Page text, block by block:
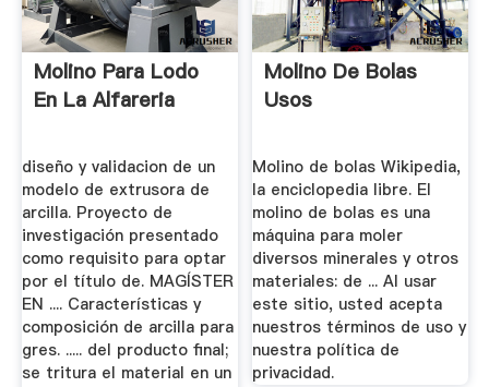
Molino Para Lodo
En La Alfareria
diseño y validacion de un
modelo de extrusora de
arcilla. Proyecto de
investigación presentado
como requisito para optar
por el título de. MAGÍSTER
EN .... Características y
composición de arcilla para
gres. ..... del producto final;
se tritura el material en un
Molino De Bolas
Usos
Molino de bolas Wikipedia,
la enciclopedia libre. El
molino de bolas es una
máquina para moler
diversos minerales y otros
materiales: de ... Al usar
este sitio, usted acepta
nuestros términos de uso y
nuestra política de
privacidad.